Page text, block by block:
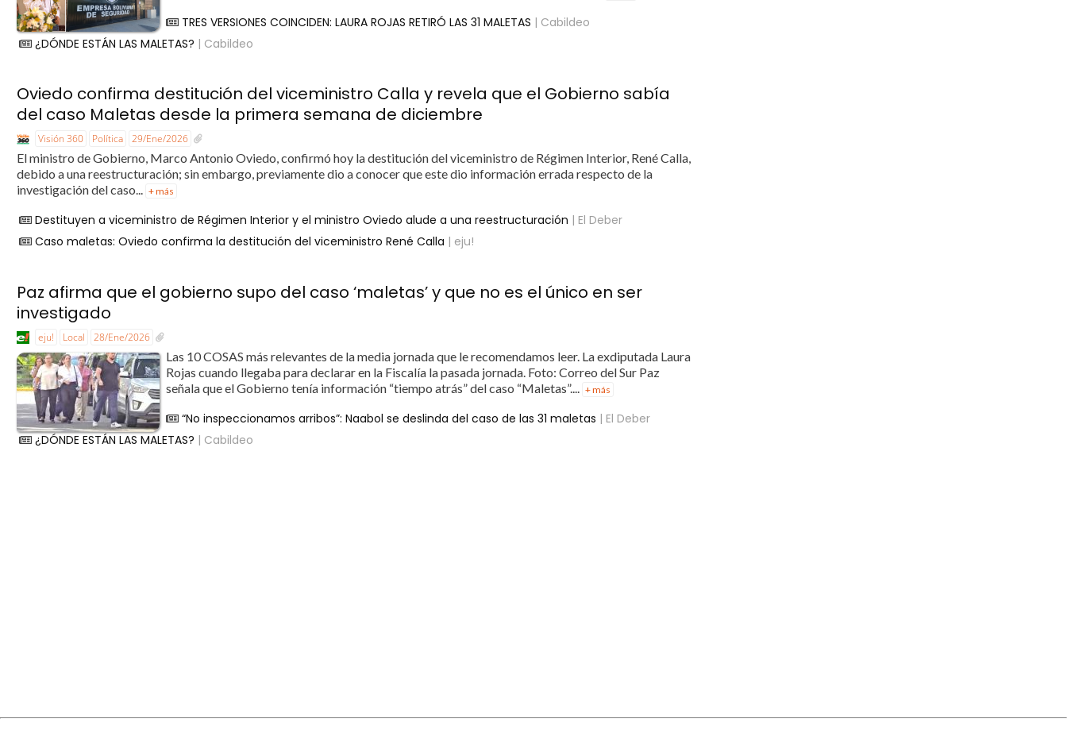
TRES VERSIONES COINCIDEN: LAURA ROJAS RETIRÓ LAS 31 MALETAS | Cabildeo
¿DÓNDE ESTÁN LAS MALETAS? | Cabildeo
Oviedo confirma destitución del viceministro Calla y revela que el Gobierno sabía
del caso Maletas desde la primera semana de diciembre
Visión 360 Política 29/Ene/2026
El ministro de Gobierno, Marco Antonio Oviedo, confirmó hoy la destitución del viceministro de Régimen Interior, René Calla,
debido a una reestructuración; sin embargo, previamente dio a conocer que este dio información errada respecto de la
investigación del caso... + más
Destituyen a viceministro de Régimen Interior y el ministro Oviedo alude a una reestructuración | El Deber
Caso maletas: Oviedo confirma la destitución del viceministro René Calla | eju!
Paz afirma que el gobierno supo del caso ‘maletas’ y que no es el único en ser
investigado
eju! Local 28/Ene/2026
Las 10 COSAS más relevantes de la media jornada que le recomendamos leer. La exdiputada Laura
Rojas cuando llegaba para declarar en la Fiscalía la pasada jornada. Foto: Correo del Sur Paz
señala que el Gobierno tenía información “tiempo atrás” del caso “Maletas”....
+ más
“No inspeccionamos arribos”: Naabol se deslinda del caso de las 31 maletas | El Deber
¿DÓNDE ESTÁN LAS MALETAS? | Cabildeo